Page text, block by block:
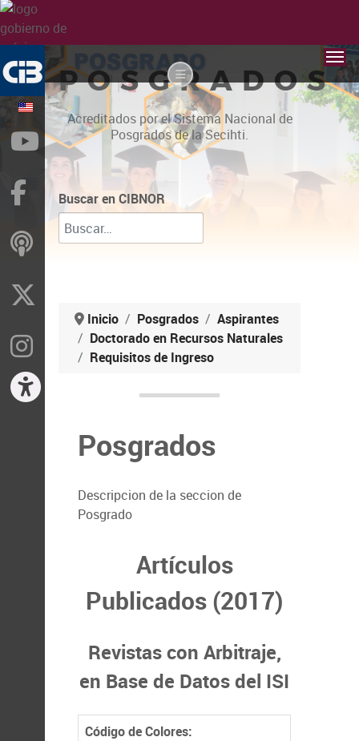
POSGRADOS
Acreditados por el Sistema Nacional de
Posgrados de la Secihti.
Buscar en CIBNOR
Inicio Posgrados
Aspirantes
Doctorado en Recursos Naturales
Requisitos de Ingreso
Posgrados
Descripcion de la seccion de
Posgrado
Artículos
Publicados (2017)
Revistas con Arbitraje,
en Base de Datos del ISI
Código de Colores:
YouTube
Facebook
ivoox
Instragram